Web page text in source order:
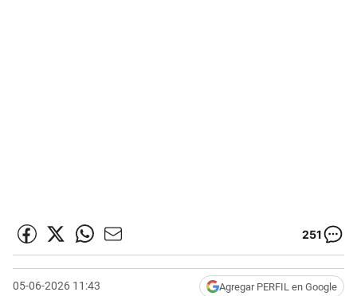
251
05-06-2026 11:43 Agregar PERFIL en Google